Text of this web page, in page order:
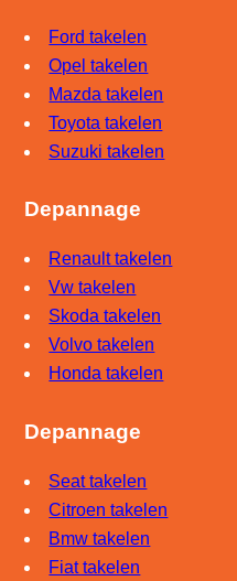
Ford takelen
Opel takelen
Mazda takelen
Toyota takelen
Suzuki takelen
Depannage
Renault takelen
Vw takelen
Skoda takelen
Volvo takelen
Honda takelen
Depannage
Seat takelen
Citroen takelen
Bmw takelen
Fiat takelen